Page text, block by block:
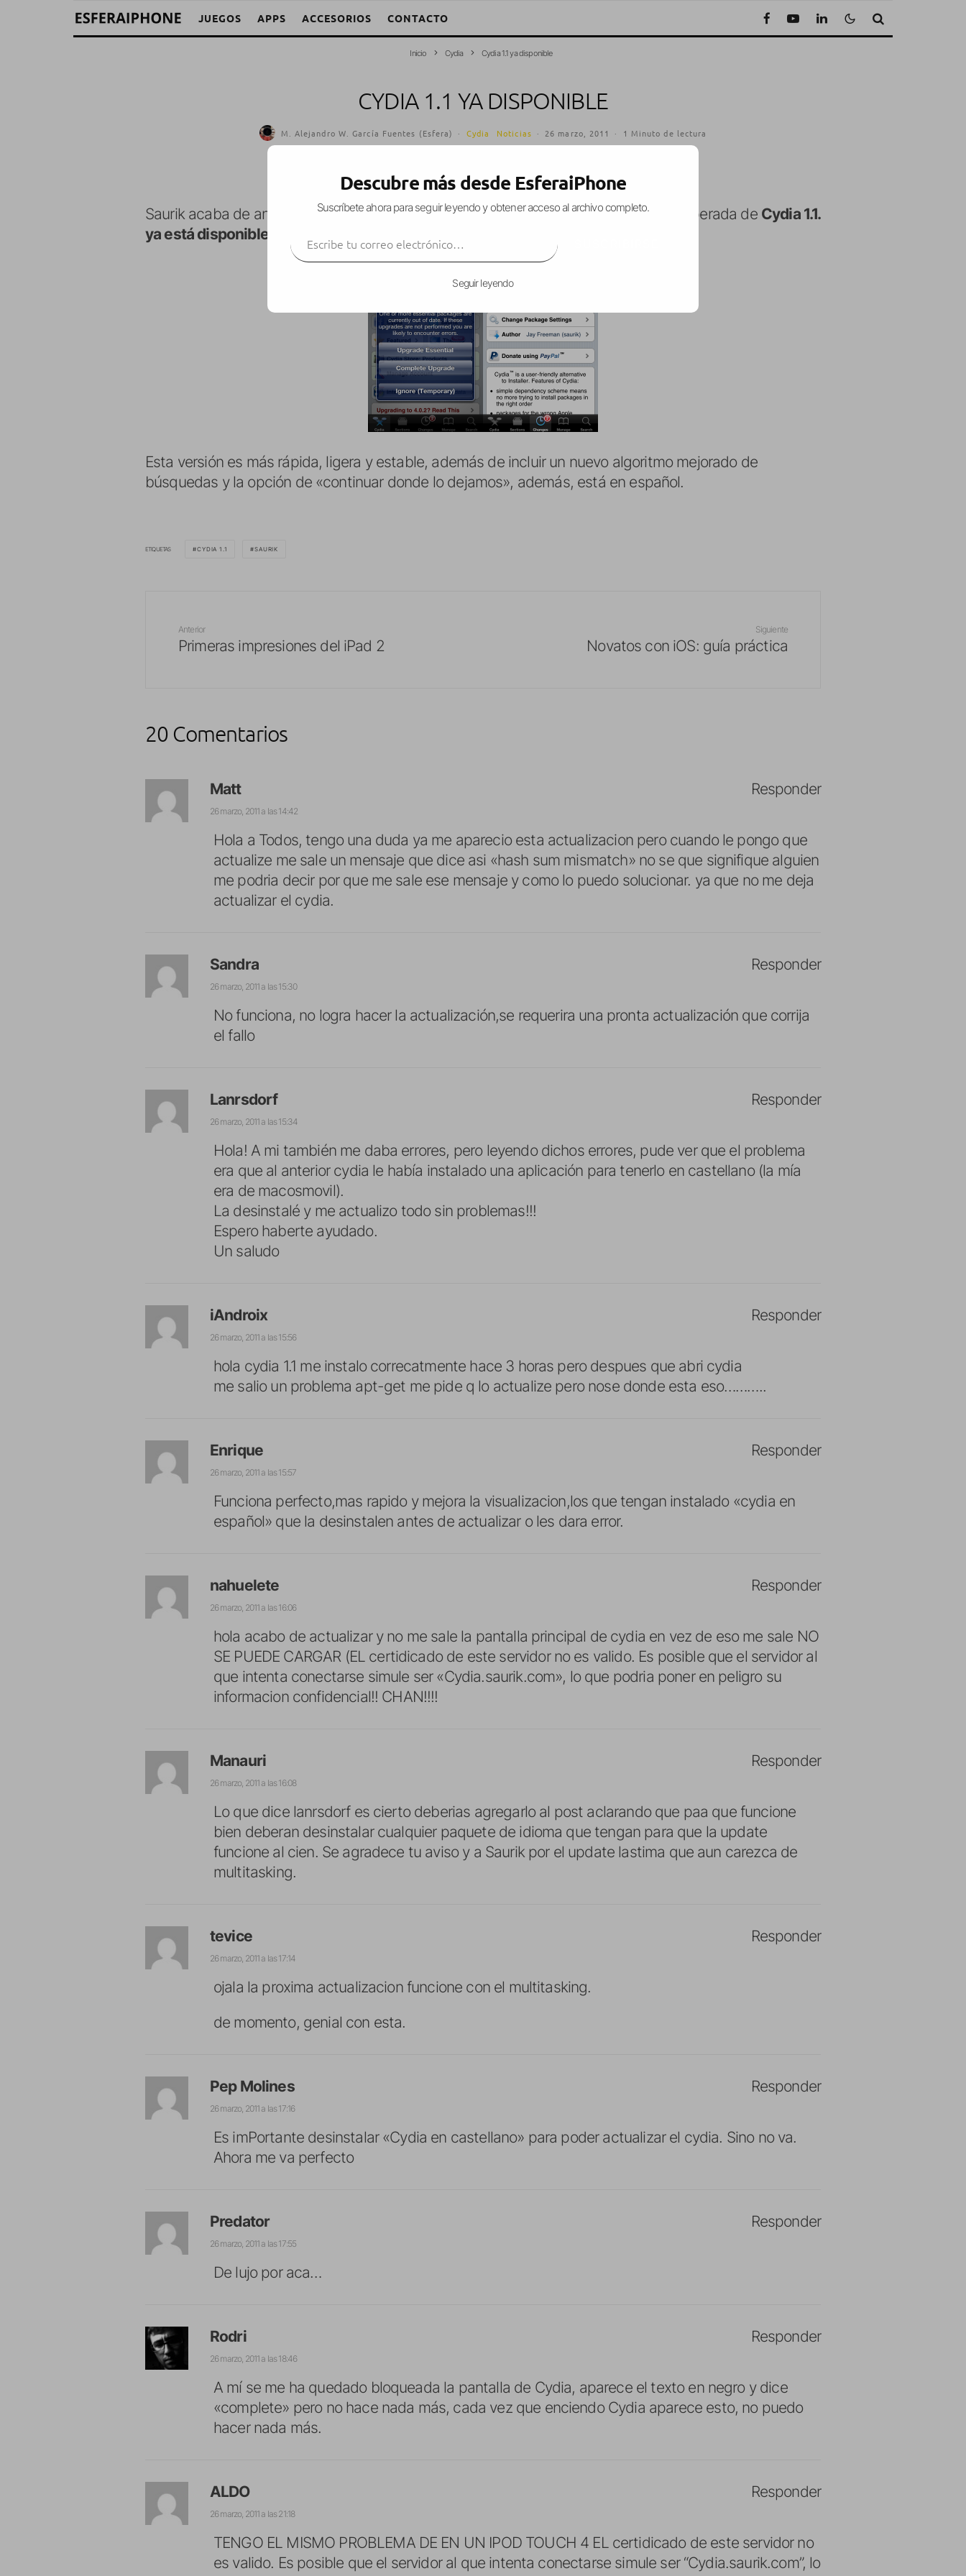
JUEGOS APPS ACCESORIOS CONTACTO
Inicio Cydia Cydia 1.1 ya disponible
CYDIA 1.1 YA DISPONIBLE
M. Alejandro W. García Fuentes (Esfera) · Cydia Noticias · 26 marzo, 2011 · 1 Minuto de lectura
Saurik acaba de anunciar mediante su cuenta deTwitter, que la actualización tan esperada de Cydia 1.1.
ya está disponible desde el propio Cydia
Esta versión es más rápida, ligera y estable, además de incluir un nuevo algoritmo mejorado de
búsquedas y la opción de «continuar donde lo dejamos», además, está en español.
ETIQUETAS CYDIA 1.1 SAURIK
Anterior
Primeras impresiones del iPad 2
Siguiente
Novatos con iOS: guía práctica
20 Comentarios
Matt
26 marzo, 2011 a las 14:42
Hola a Todos, tengo una duda ya me aparecio esta actualizacion pero cuando le pongo que
actualize me sale un mensaje que dice asi «hash sum mismatch» no se que signifique alguien
me podria decir por que me sale ese mensaje y como lo puedo solucionar. ya que no me deja
actualizar el cydia.
Responder
Sandra
26 marzo, 2011 a las 15:30
No funciona, no logra hacer la actualización,se requerira una pronta actualización que corrija
el fallo
Responder
Lanrsdorf
26 marzo, 2011 a las 15:34
Hola! A mi también me daba errores, pero leyendo dichos errores, pude ver que el problema
era que al anterior cydia le había instalado una aplicación para tenerlo en castellano (la mía
era de macosmovil).
La desinstalé y me actualizo todo sin problemas!!!
Espero haberte ayudado.
Un saludo
Responder
iAndroix
26 marzo, 2011 a las 15:56
hola cydia 1.1 me instalo correcatmente hace 3 horas pero despues que abri cydia
me salio un problema apt-get me pide q lo actualize pero nose donde esta eso………..
Responder
Enrique
26 marzo, 2011 a las 15:57
Funciona perfecto,mas rapido y mejora la visualizacion,los que tengan instalado «cydia en
español» que la desinstalen antes de actualizar o les dara error.
Responder
nahuelete
26 marzo, 2011 a las 16:06
hola acabo de actualizar y no me sale la pantalla principal de cydia en vez de eso me sale NO
SE PUEDE CARGAR (EL certidicado de este servidor no es valido. Es posible que el servidor al
que intenta conectarse simule ser «Cydia.saurik.com», lo que podria poner en peligro su
informacion confidencial!! CHAN!!!!
Responder
Manauri
26 marzo, 2011 a las 16:08
Lo que dice lanrsdorf es cierto deberias agregarlo al post aclarando que paa que funcione
bien deberan desinstalar cualquier paquete de idioma que tengan para que la update
funcione al cien. Se agradece tu aviso y a Saurik por el update lastima que aun carezca de
multitasking.
Responder
tevice
26 marzo, 2011 a las 17:14
ojala la proxima actualizacion funcione con el multitasking.
de momento, genial con esta.
Responder
Pep Molines
26 marzo, 2011 a las 17:16
Es imPortante desinstalar «Cydia en castellano» para poder actualizar el cydia. Sino no va.
Ahora me va perfecto
Responder
Predator
26 marzo, 2011 a las 17:55
De lujo por aca…
Responder
Rodri
26 marzo, 2011 a las 18:46
A mí se me ha quedado bloqueada la pantalla de Cydia, aparece el texto en negro y dice
«complete» pero no hace nada más, cada vez que enciendo Cydia aparece esto, no puedo
hacer nada más.
Responder
ALDO
26 marzo, 2011 a las 21:18
TENGO EL MISMO PROBLEMA DE EN UN IPOD TOUCH 4 EL certidicado de este servidor no
es valido. Es posible que el servidor al que intenta conectarse simule ser “Cydia.saurik.com”, lo
Responder
Descubre más desde EsferaiPhone
Suscríbete ahora para seguir leyendo y obtener acceso al archivo completo.
Seguir leyendo